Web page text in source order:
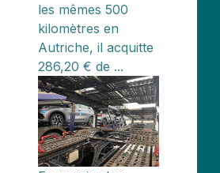
les mêmes 500
kilomètres en
Autriche, il acquitte
286,20 € de ...